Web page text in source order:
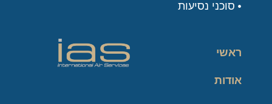
סוכני נסיעות
ראשי
אודות